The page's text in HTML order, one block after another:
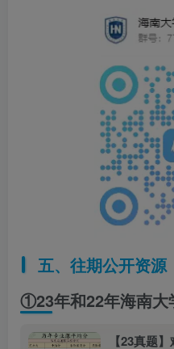
五、往期公开资源
①23年和22年海南大
【23真题